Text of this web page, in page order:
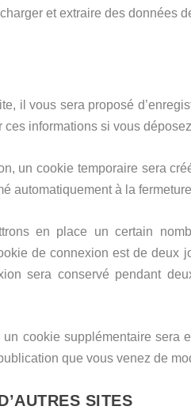
et extraire des données
il vous sera proposé
informations si vous
un cookie temporaire sera
automatiquement à la
en place un certain
de connexion est de deux
sera conservé pendant
cookie supplémentaire
que vous venez de
SITES